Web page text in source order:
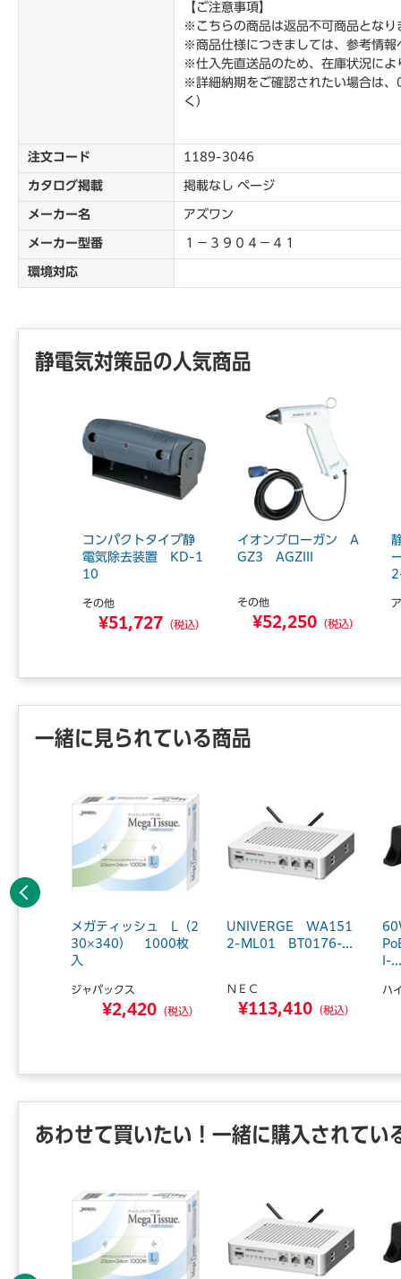
【ご注意事項】
※こちらの商品は返品不可商品となり
※商品仕様につきましては、参考情
※仕入先直送品のため、在庫状況に
※詳細納期をご確認されたい場合は
く）
注文コード 1189-3046
カタログ掲載 掲載なし ページ
メーカー名 アズワン
メーカー型番 １－３９０４－４１
環境対応
静電気対策品の人気商品
コンパクトタイプ静
電気除去装置 KD-1
10
その他
¥51,727 （税込）
イオンブローガン A
GZ3 AGZIII
その他
¥52,250 （税込）
一緒に見られている商品
メガティッシュ L（2
30×340） 1000枚
入
ジャパックス
¥2,420 （税込）
UNIVERGE WA151
2-ML01 BT0176-...
ＮＥＣ
¥113,410 （税込）
I-...
ハ
前へ
あわせて買いたい！一緒に購入されてい